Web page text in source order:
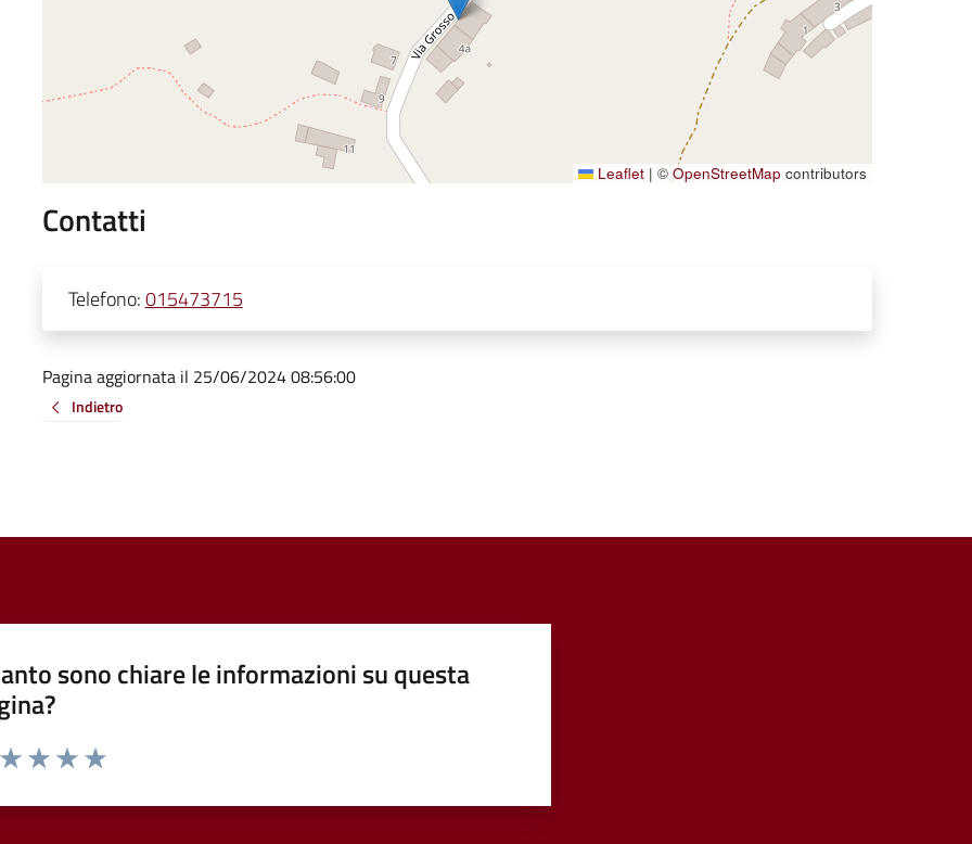
Leaflet | © OpenStreetMap contributors
Contatti
Telefono:015473715
Pagina aggiornata il 25/06/2024 08:56:00
Indietro
sono chiare le informazioni su questa
da 1 a 5 stelle la pagina